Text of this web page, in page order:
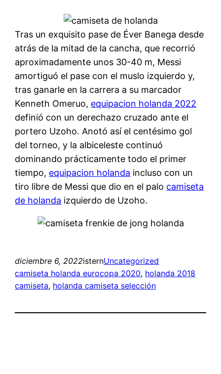
Tras un exquisito pase de Éver Banega desde
atrás de la mitad de la cancha, que recorrió
aproximadamente unos 30-40 m, Messi
amortiguó el pase con el muslo izquierdo y,
tras ganarle en la carrera a su marcador
Kenneth Omeruo, equipacion holanda 2022
definió con un derechazo cruzado ante el
portero Uzoho. Anotó así el centésimo gol
del torneo, y la albiceleste continuó
dominando prácticamente todo el primer
tiempo, equipacion holanda incluso con un
tiro libre de Messi que dio en el palo camiseta
de holanda izquierdo de Uzoho.
diciembre 6, 2022isternUncategorized
camiseta holanda eurocopa 2020, holanda 2018
camiseta, holanda camiseta selección